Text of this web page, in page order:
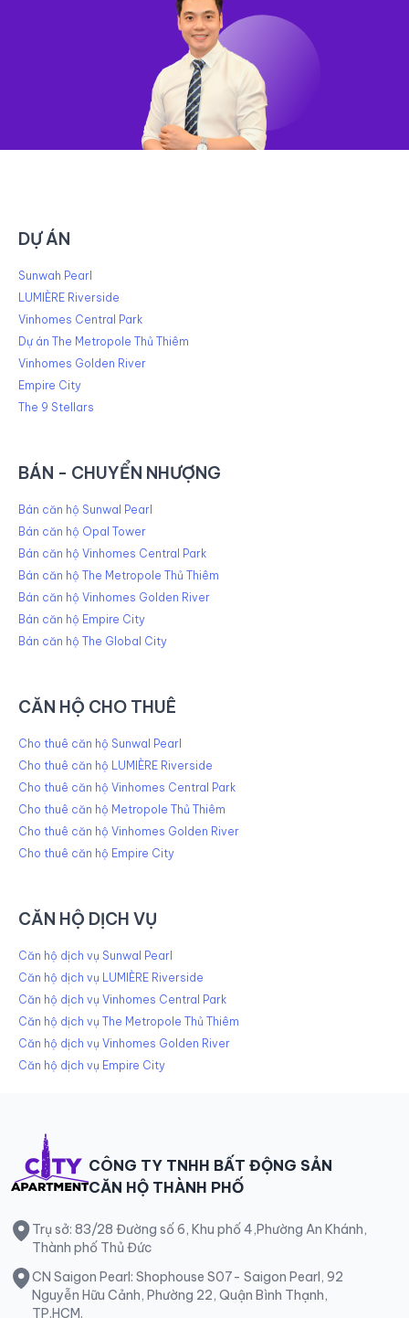
DỰ ÁN
Sunwah Pearl
LUMIÈRE Riverside
Vinhomes Central Park
Dự án The Metropole Thủ Thiêm
Vinhomes Golden River
Empire City
The 9 Stellars
BÁN - CHUYỂN NHƯỢNG
Bán căn hộ Sunwal Pearl
Bán căn hộ Opal Tower
Bán căn hộ Vinhomes Central Park
Bán căn hộ The Metropole Thủ Thiêm
Bán căn hộ Vinhomes Golden River
Bán căn hộ Empire City
Bán căn hộ The Global City
CĂN HỘ CHO THUÊ
Cho thuê căn hộ Sunwal Pearl
Cho thuê căn hộ LUMIÈRE Riverside
Cho thuê căn hộ Vinhomes Central Park
Cho thuê căn hộ Metropole Thủ Thiêm
Cho thuê căn hộ Vinhomes Golden River
Cho thuê căn hộ Empire City
CĂN HỘ DỊCH VỤ
Căn hộ dịch vụ Sunwal Pearl
Căn hộ dịch vụ LUMIÈRE Riverside
Căn hộ dịch vụ Vinhomes Central Park
Căn hộ dịch vụ The Metropole Thủ Thiêm
Căn hộ dịch vụ Vinhomes Golden River
Căn hộ dịch vụ Empire City
CÔNG TY TNHH BẤT ĐỘNG SẢN
CĂN HỘ THÀNH PHỐ
Trụ sở: 83/28 Đường số 6, Khu phố 4,Phường An Khánh,
Thành phố Thủ Đức
CN Saigon Pearl: Shophouse S07- Saigon Pearl, 92
Nguyễn Hữu Cảnh, Phường 22, Quận Bình Thạnh,
TP.HCM.